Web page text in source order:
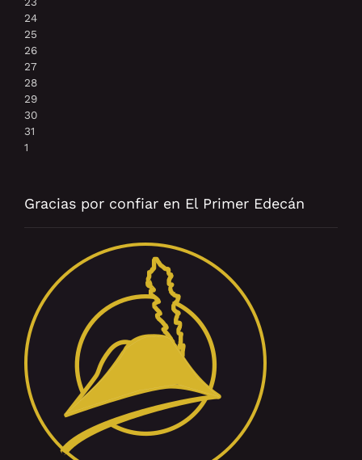
24
25
26
27
28
29
30
31
1
Gracias por confiar en El Primer Edecán